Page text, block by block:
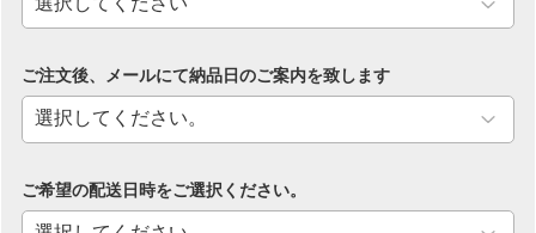
ご注文後、メールにて納品日のご案内を致します
ご希望の配送日時をご選択ください。